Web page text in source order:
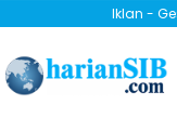
Iklan -